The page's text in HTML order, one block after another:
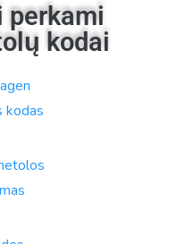
perkami
kodai